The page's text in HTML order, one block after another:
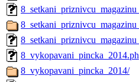
8_vykopavani_pincka_2014/